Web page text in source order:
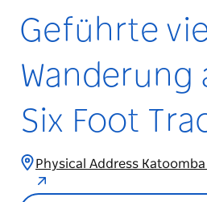
Geführte
Wanderung
Six Foot
Physical Address